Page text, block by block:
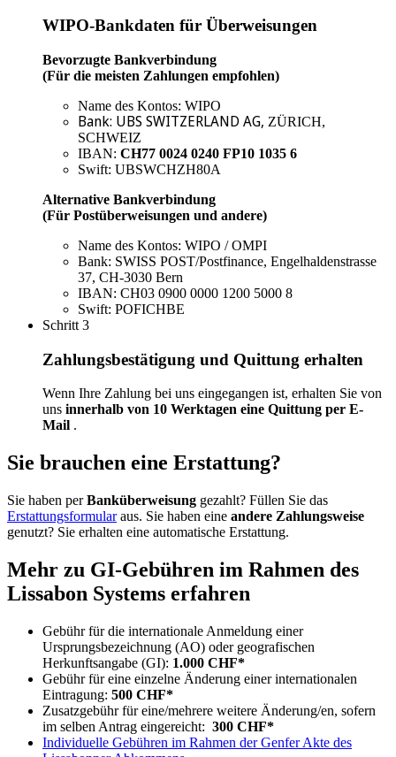
WIPO-Bankdaten für Überweisungen
Bevorzugte Bankverbindung
(Für die meisten Zahlungen empfohlen)
Name des Kontos: WIPO
Bank: UBS SWITZERLAND AG, ZÜRICH,
SCHWEIZ
IBAN: CH77 0024 0240 FP10 1035 6
Swift: UBSWCHZH80A
Alternative Bankverbindung
(Für Postüberweisungen und andere)
Name des Kontos: WIPO / OMPI
Bank: SWISS POST/Postfinance, Engelhaldenstrasse
37, CH-3030 Bern
IBAN: CH03 0900 0000 1200 5000 8
Swift: POFICHBE
Schritt 3
Zahlungsbestätigung und Quittung erhalten
Wenn Ihre Zahlung bei uns eingegangen ist, erhalten Sie von
uns innerhalb von 10 Werktagen eine Quittung per E-
Mail .
Sie brauchen eine Erstattung?
Sie haben perBanküberweisung gezahlt? Füllen Sie das
Erstattungsformularaus. Sie haben eine andere Zahlungsweise
genutzt? Sie erhalten eine automatische Erstattung.
Mehr zu GI-Gebühren im Rahmen des
Lissabon Systems erfahren
Gebühr für die internationale Anmeldung einer
Ursprungsbezeichnung (AO) oder geografischen
Herkunftsangabe (GI): 1.000 CHF*​​​​​​​
Gebühr für eine einzelne Änderung einer internationalen
Eintragung: 500 CHF*​​​​​​​
Zusatzgebühr für eine/mehrere weitere Änderung/en, sofern
im selben Antrag eingereicht: 300 CHF*​​​​​​​
Individuelle Gebühren im Rahmen der Genfer Akte des